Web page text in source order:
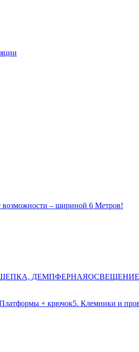
– шириной 6 Метров!
ДЕМПФЕРНАЯОСВЕЩЕНИЕ
+ крючок5. Клемники и